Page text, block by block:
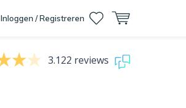
Inloggen / Registreren
3.122 reviews